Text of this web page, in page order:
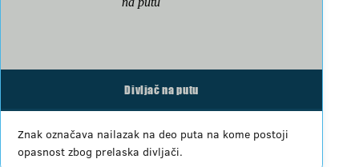
Divljač na putu
Znak označava nailazak na deo puta na kome postoji
opasnost zbog prelaska divljači.